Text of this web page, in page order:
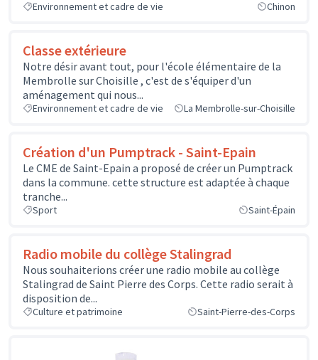
Environnement et cadre de vie Chinon
Classe extérieure
Notre désir avant tout, pour l'école élémentaire de la
Membrolle sur Choisille , c'est de s'équiper d'un
aménagement qui nous...
Environnement et cadre de vie La Membrolle-sur-Choisille
Création d'un Pumptrack - Saint-Epain
Le CME de Saint-Epain a proposé de créer un Pumptrack
dans la commune. cette structure est adaptée à chaque
tranche...
Sport Saint-Épain
Radio mobile du collège Stalingrad
Nous souhaiterions créer une radio mobile au collège
Stalingrad de Saint Pierre des Corps. Cette radio serait à
disposition de...
Culture et patrimoine Saint-Pierre-des-Corps